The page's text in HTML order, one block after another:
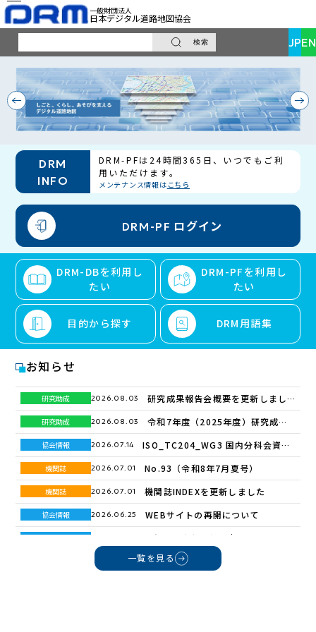
一般財団法人
日本デジタル道路地図協会
サ
ト
内
検
索
検索 JPEN
DRM
INFO
DRM-PFは24時間365日、いつでもご利
用いただけます。
メンテナンス情報は こちら
DRM-PF ログイン
DRM-DBを利用し
たい
DRM-PFを利用し
たい
目的から探す DRM用語集
お知らせ
研究助成 2026.08.03
研究成果報告会概要を更新しまし
た
研究助成 2026.08.03
令和7年度（2025年度）研究成果
報告会概要
協会情報 2026.07.14
ISO_TC204_WG3 国内分科会資料
を更新しました
機関誌 2026.07.01 No.93（令和8年7月夏号）
機関誌 2026.07.01 機関誌INDEXを更新しました
協会情報 2026.06.25 WEBサイトの再開について
協会情報
令和７年度事業報告書を掲載しまし
2026.05.25
令和8年度 第1回DRMセミナー ～
令和7年度 研究助成報告会のご案内
一覧を見る